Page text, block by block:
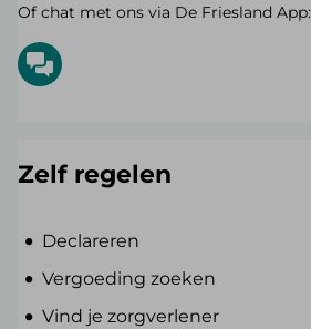
Of chat met ons via De Friesland App:
Zelf regelen
Declareren
Vergoeding zoeken
Vind je zorgverlener